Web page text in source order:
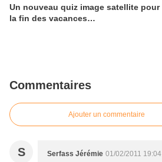
Un nouveau quiz image satellite pour
la fin des vacances…
Commentaires
Ajouter un commentaire
S Serfass Jérémie 01/02/2011 19:04